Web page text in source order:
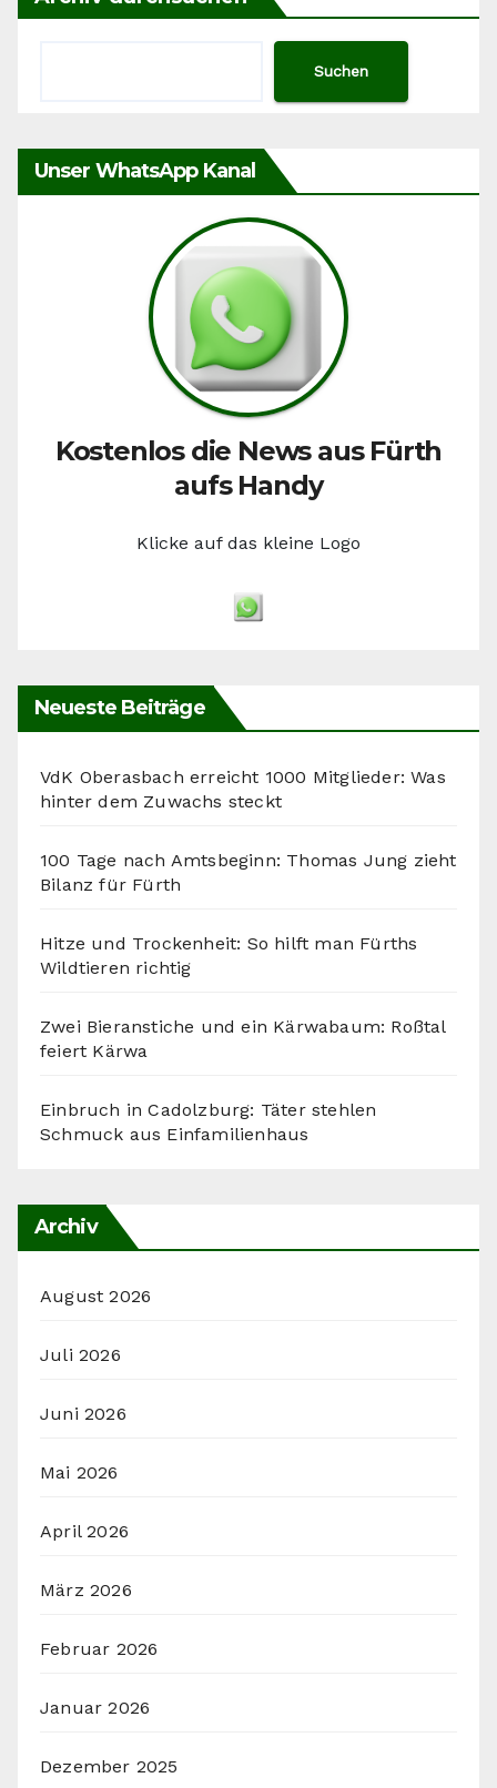
Suchen
Unser WhatsApp Kanal
Kostenlos die News aus Fürth
aufs Handy
Klicke auf das kleine Logo
Neueste Beiträge
VdK Oberasbach erreicht 1000 Mitglieder: Was
hinter dem Zuwachs steckt
100 Tage nach Amtsbeginn: Thomas Jung zieht
Bilanz für Fürth
Hitze und Trockenheit: So hilft man Fürths
Wildtieren richtig
Zwei Bieranstiche und ein Kärwabaum: Roßtal
feiert Kärwa
Einbruch in Cadolzburg: Täter stehlen
Schmuck aus Einfamilienhaus
Archiv
August 2026
Juli 2026
Juni 2026
Mai 2026
April 2026
März 2026
Februar 2026
Januar 2026
Dezember 2025